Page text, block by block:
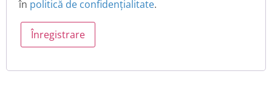
în politică de confidențialitate.
Înregistrare